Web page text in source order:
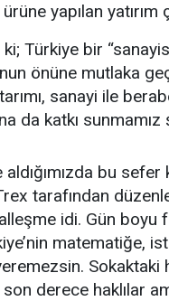
yapılan yatırım
Türkiye bir
önüne mutlaka
sanayi ile
da katkı sunmamız
bu
tarafından
idi. Gün boyu
matematiğe,
Sokaktaki
derece haklılar